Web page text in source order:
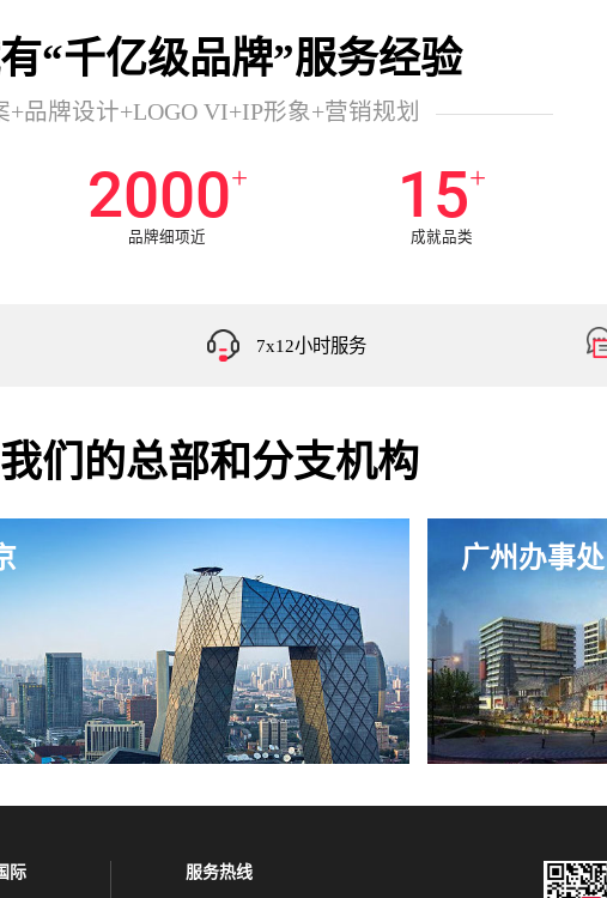
“千亿级品牌”服务经验
+品牌设计+LOGO VI+IP形象+营销规划
2000+
品牌细项近
15+
成就品类
7x12小时服务
们的总部和分支机构
广州办事处
际 服务热线